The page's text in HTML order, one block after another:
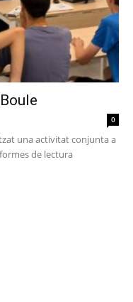
0
una activitat conjunta a
de lectura